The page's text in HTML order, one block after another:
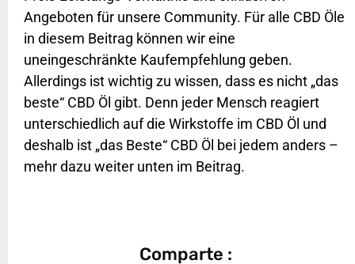
Angeboten für unsere Community. Für alle CBD Öle
in diesem Beitrag können wir eine
uneingeschränkte Kaufempfehlung geben.
Allerdings ist wichtig zu wissen, dass es nicht „das
beste“ CBD Öl gibt. Denn jeder Mensch reagiert
unterschiedlich auf die Wirkstoffe im CBD Öl und
deshalb ist „das Beste“ CBD Öl bei jedem anders –
mehr dazu weiter unten im Beitrag.
Comparte :